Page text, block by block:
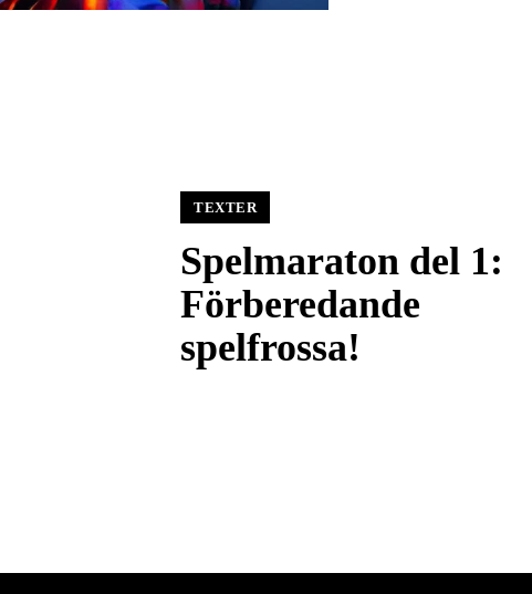
TEXTER
Spelmaraton del 1:
Förberedande
spelfrossa!